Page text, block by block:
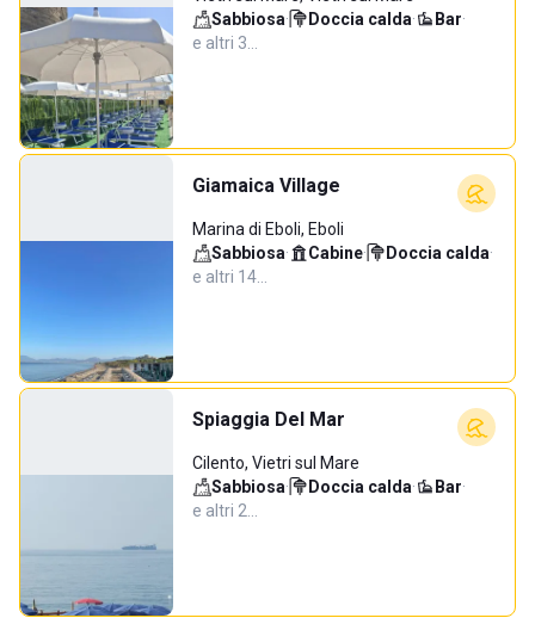
Sabbiosa· Doccia calda· Bar·
e altri 3…
Giamaica Village
Marina di Eboli, Eboli
Sabbiosa· Cabine· Doccia calda·
e altri 14…
Spiaggia Del Mar
Cilento, Vietri sul Mare
Sabbiosa· Doccia calda· Bar·
e altri 2…